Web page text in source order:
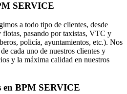
SERVICE
a todo tipo de clientes, desde
flotas, pasando por taxistas, VTC y
policía, ayuntamientos, etc.). Nos
cada uno de nuestros clientes y
y la máxima calidad en nuestros
en BPM SERVICE